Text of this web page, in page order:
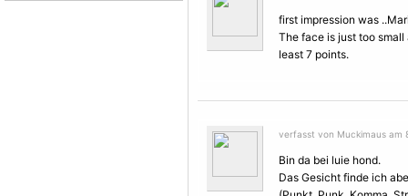
first impression was
The face is just too
least 7 points.
verfasst von Muckimaus am
Bin da bei luie hond.
Das Gesicht finde ich